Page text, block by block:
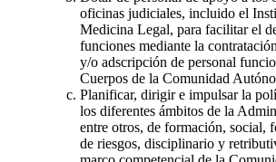
oficinas judiciales, incluido el
Medicina Legal, para facilitar el
funciones mediante la
y/o adscripción de personal
Cuerpos de la Comunidad
Planificar, dirigir e impulsar la
los diferentes ámbitos de la
entre otros, de formación, social,
de riesgos, disciplinario y